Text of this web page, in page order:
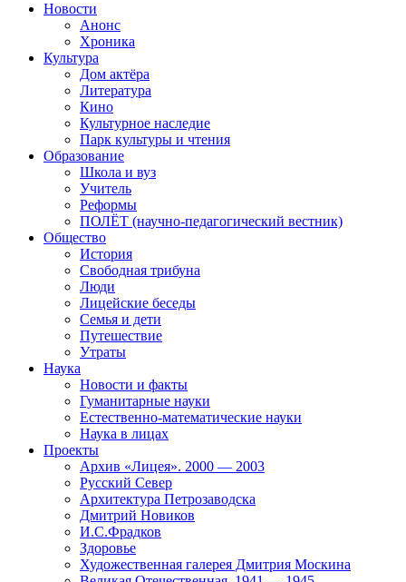
Новости
Анонс
Хроника
Культура
Дом актёра
Литература
Кино
Культурное наследие
Парк культуры и чтения
Образование
Школа и вуз
Учитель
Реформы
ПОЛЁТ (научно-педагогический вестник)
Общество
История
Свободная трибуна
Люди
Лицейские беседы
Семья и дети
Путешествие
Утраты
Наука
Новости и факты
Гуманитарные науки
Естественно-математические науки
Наука в лицах
Проекты
Архив «Лицея». 2000 — 2003
Русский Север
Архитектура Петрозаводска
Дмитрий Новиков
И.С.Фрадков
Здоровье
Художественная галерея Дмитрия Москина